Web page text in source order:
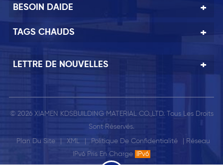
BESOIN DAIDE
TAGS CHAUDS
LETTRE DE NOUVELLES
© 2026 XIAMEN KDSBUILDING MATERIAL CO.,LTD. Tous Les Droits
Sont Réservés.
Plan Du Site XML Politique De Confidentialité
| Réseau
IPv6 Pris En Charge
IPv6